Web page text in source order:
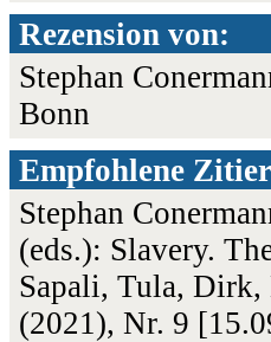
Rezension von:
Stephan
Bonn
Empfohlene
Stephan
(eds.): Slavery.
Sapali, Tula, Dirk,
(2021), Nr. 9